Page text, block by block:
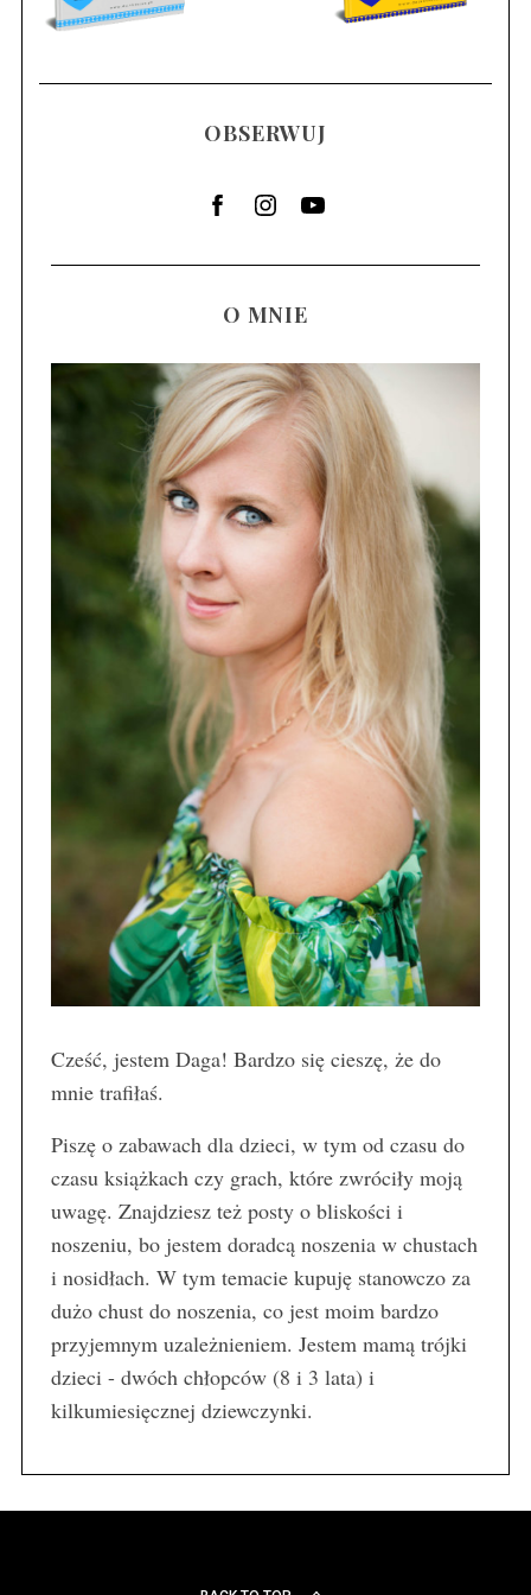
OBSERWUJ
O MNIE
Cześć, jestem Daga! Bardzo się cieszę, że do
mnie trafiłaś.
Piszę o zabawach dla dzieci, w tym od czasu do
czasu książkach czy grach, które zwróciły moją
uwagę. Znajdziesz też posty o bliskości i
noszeniu, bo jestem doradcą noszenia w chustach
i nosidłach. W tym temacie kupuję stanowczo za
dużo chust do noszenia, co jest moim bardzo
przyjemnym uzależnieniem. Jestem mamą trójki
dzieci - dwóch chłopców (8 i 3 lata) i
kilkumiesięcznej dziewczynki.